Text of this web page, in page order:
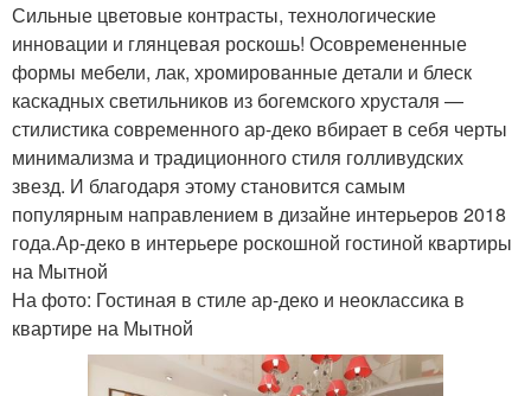
Сильные цветовые контрасты, технологические
инновации и глянцевая роскошь! Осовремененные
формы мебели, лак, хромированные детали и блеск
каскадных светильников из богемского хрусталя —
стилистика современного ар-деко вбирает в себя черты
минимализма и традиционного стиля голливудских
звезд. И благодаря этому становится самым
популярным направлением в дизайне интерьеров 2018
года.Ар-деко в интерьере роскошной гостиной квартиры
на Мытной
На фото: Гостиная в стиле ар-деко и неоклассика в
квартире на Мытной